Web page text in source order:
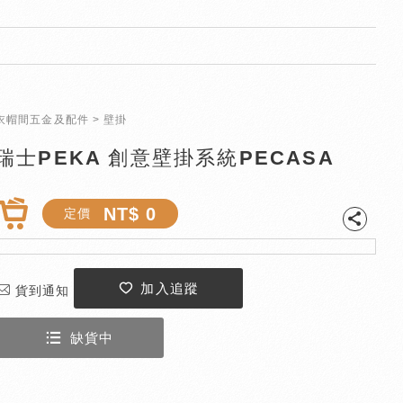
帽間五金及配件 壁掛
士PEKA 創意壁掛系統PECASA
定價 NT$ 0
貨到通知 加入追蹤
缺貨中